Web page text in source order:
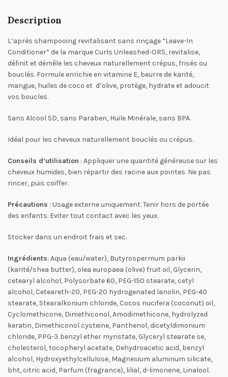
Description
L’après shampooing revitalisant sans rinçage “Leave-In
Conditioner” de la marque Curls Unleashed-ORS, revitalise,
définit et démêle les cheveux naturellement crépus, frisés ou
bouclés. Formule enrichie en vitamine E, beurre de karité,
mangue, huiles de coco et d’olive, protège, hydrate et adoucit
vos boucles.
Sans Alcool SD, sans Paraben, Huile Minérale, sans BPA.
Idéal pour les cheveux naturellement bouclés ou crépus.
Conseils d’utilisation : Appliquer une quantité généreuse sur les
cheveux humides, bien répartir des racine aux pointes. Ne pas
rincer, puis coiffer.
Précautions : Usage externe uniquement. Tenir hors de portée
des enfants. Eviter tout contact avec les yeux.
Stocker dans un endroit frais et sec.
Ingrédients: Aqua (eau/water), Butyrospermum parkii
(karité/shea butter), olea europaea (olive) fruit oil, Glycerin,
cetearyl alcohol, Polysorbate 60, PEG-150 stearate, cetyl
alcohol, Ceteareth-20, PEG-20 hydrogenated lanolin, PEG-40
stearate, Stearalkonium chloride, Cocos nucifera (coconut) oil,
Cyclomethicone, Dimethiconol, Amodimethicone, hydrolyzed
keratin, Dimethiconol cysteine, Panthenol, dicetyldimonium
chloride, PPG-3 benzyl ether myristate, Glyceryl stearate se,
cholesterol, tocopheryl acetate, Dehydroacetic acid, benzyl
alcohol, Hydroxyethylcellulose, Magnesium aluminum silicate,
bht, citric acid, Parfum (fragrance), lilial, d-limonene, Linalool.